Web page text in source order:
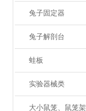
兔子固定器
兔子解剖台
蛙板
实验器械类
大小鼠笼、鼠笼架